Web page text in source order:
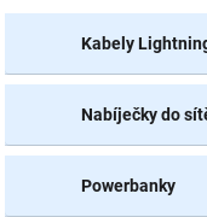
AIRPODS
AIRTAG
OSTATNÍ
Kabely
Nabíječky do
Powerbanky